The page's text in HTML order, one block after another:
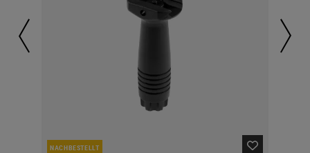
NACHBESTELLT